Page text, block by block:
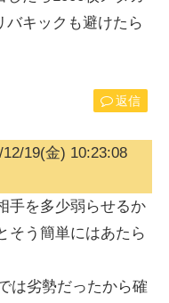
バキックも避けたら
返信
19(金) 10:23:08
手を多少弱らせるか
そう簡単にはあたら
は劣勢だったから確